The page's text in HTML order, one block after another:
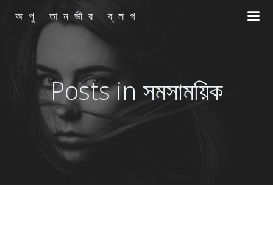
অপু তানভীর ব্লগ
Posts in সমসাময়িক